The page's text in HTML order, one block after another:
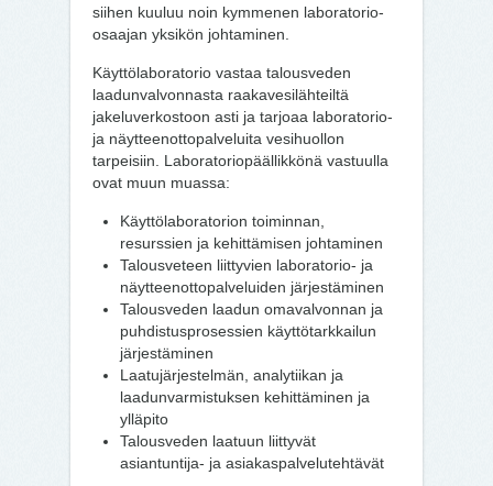
siihen kuuluu noin kymmenen laboratorio-
osaajan yksikön johtaminen.
Käyttölaboratorio vastaa talousveden
laadunvalvonnasta raakavesilähteiltä
jakeluverkostoon asti ja tarjoaa laboratorio-
ja näytteenottopalveluita vesihuollon
tarpeisiin. Laboratoriopäällikkönä vastuulla
ovat muun muassa:
Käyttölaboratorion toiminnan,
resurssien ja kehittämisen johtaminen
Talousveteen liittyvien laboratorio- ja
näytteenottopalveluiden järjestäminen
Talousveden laadun omavalvonnan ja
puhdistusprosessien käyttötarkkailun
järjestäminen
Laatujärjestelmän, analytiikan ja
laadunvarmistuksen kehittäminen ja
ylläpito
Talousveden laatuun liittyvät
asiantuntija- ja asiakaspalvelutehtävät